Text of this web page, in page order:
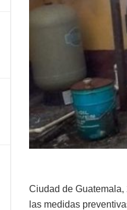
Ciudad de Guatemala,
las medidas